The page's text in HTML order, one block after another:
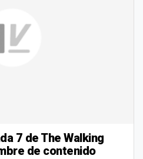
7 de The Walking
de contenido